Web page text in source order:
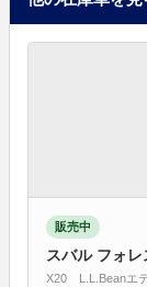
販売中
スバル フォレ
X20 L.L.Beanエ